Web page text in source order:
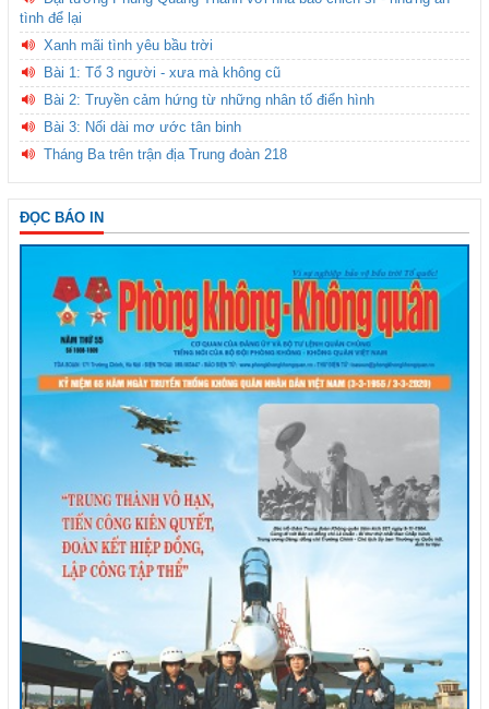
tình để lại
Xanh mãi tình yêu bầu trời
Bài 1: Tổ 3 người - xưa mà không cũ
Bài 2: Truyền cảm hứng từ những nhân tố điển hình
Bài 3: Nối dài mơ ước tân binh
Tháng Ba trên trận địa Trung đoàn 218
ĐỌC BÁO IN